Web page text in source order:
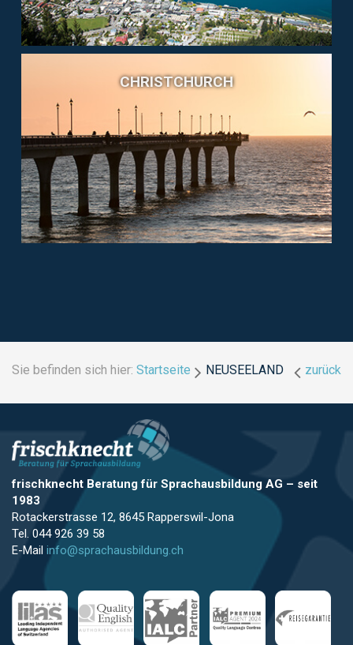
CHRISTCHURCH
Sie befinden sich hier: Startseite NEUSEELAND zurück
frischknecht Beratung für Sprachausbildung AG – seit
1983
Rotackerstrasse 12, 8645 Rapperswil-Jona
Tel. 044 926 39 58
E-Mail info@sprachausbildung.ch